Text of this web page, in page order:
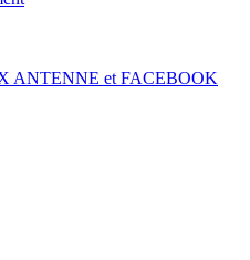
ANTENNE et FACEBOOK